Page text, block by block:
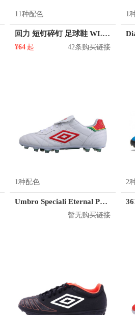
11种配色
回力 短钉碎钉 足球鞋 WL-3512
¥64 起 42条购买链接
1
1种配色
Umbro Speciali Eternal Pro HG
暂无购买链接
2